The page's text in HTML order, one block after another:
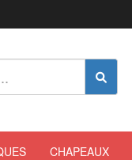
CHAPEAUX